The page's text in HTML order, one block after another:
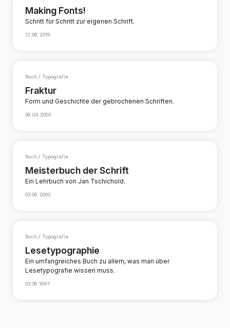
Making Fonts!
Schritt für Schritt zur eigenen Schrift.
12.08.2019
Buch / Typografie
Fraktur
Form und Geschichte der gebrochenen Schriften.
08.04.2003
Buch / Typografie
Meisterbuch der Schrift
Ein Lehrbuch von Jan Tschichold.
03.06.2002
Buch / Typografie
Lesetypographie
Ein umfangreiches Buch zu allem, was man über
Lesetypografie wissen muss.
03.08.1997